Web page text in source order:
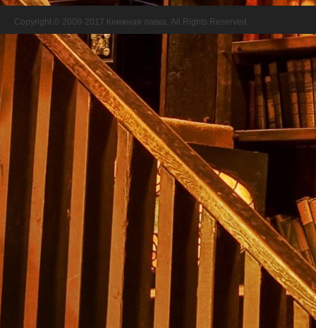
Copyright © 2008-2017 Книжная лавка. All Rights Reserved.